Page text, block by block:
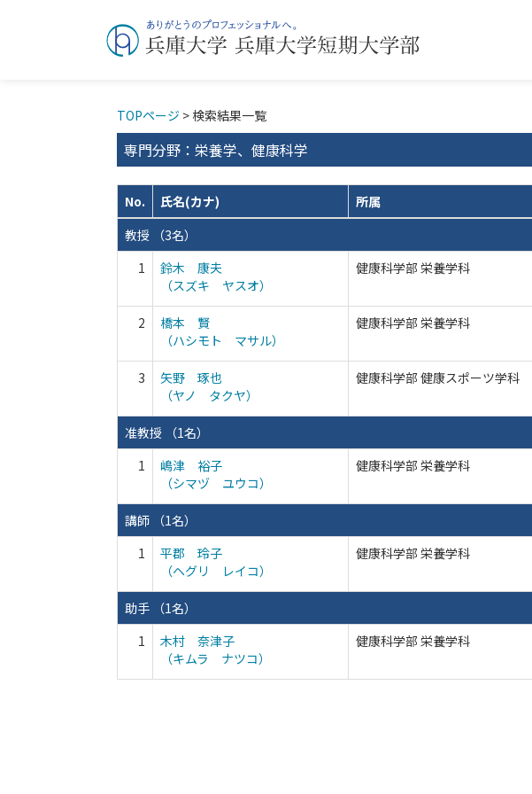
TOPページ > 検索結果一覧
専門分野：栄養学、健康科学
No. 氏名(カナ) 所属
教授 （3名）
1
鈴木 康夫
（スズキ ヤスオ）
健康科学部 栄養学科
2
橋本 賢
（ハシモト マサル）
健康科学部 栄養学科
3
矢野 琢也
（ヤノ タクヤ）
健康科学部 健康スポーツ学科
准教授 （1名）
1
嶋津 裕子
（シマヅ ユウコ）
健康科学部 栄養学科
講師 （1名）
1
平郡 玲子
（ヘグリ レイコ）
健康科学部 栄養学科
助手 （1名）
1
木村 奈津子
（キムラ ナツコ）
健康科学部 栄養学科